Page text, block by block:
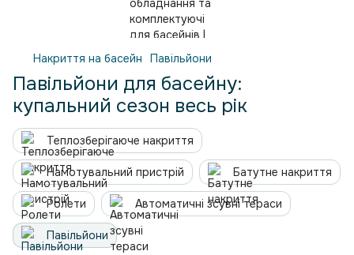
Накриття на басейн Павільйони
Павільйони для басейну:
купальний сезон весь рік
Теплозберігаюче накриття
Намотувальний пристрій Батутне накриття
Ролети Автоматичні зсувні тераси
Павільйони